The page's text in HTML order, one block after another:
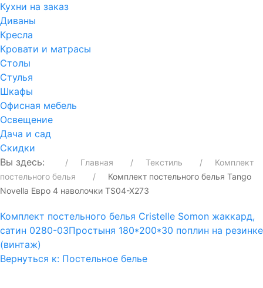
Кухни на заказ
Диваны
Кресла
Кровати и матрасы
Столы
Стулья
Шкафы
Офисная мебель
Освещение
Дача и сад
Скидки
Вы здесь:
Главная Текстиль
Комплект
постельного белья
Комплект постельного белья Tango
Novella Евро 4 наволочки TS04-X273
Комплект постельного белья Cristelle Somon жаккард,
сатин 0280-03Простыня 180*200*30 поплин на резинке
(винтаж)
Вернуться к: Постельное белье